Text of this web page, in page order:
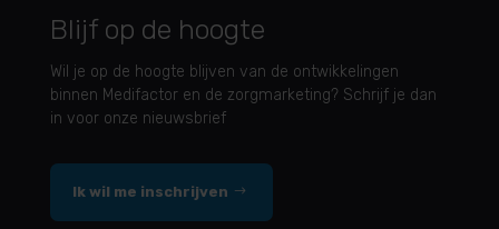
Blijf op de hoogte
Wil je op de hoogte blijven van de ontwikkelingen
binnen Medifactor en de zorgmarketing? Schrijf je dan
in voor onze nieuwsbrief
Ik wil me inschrijven